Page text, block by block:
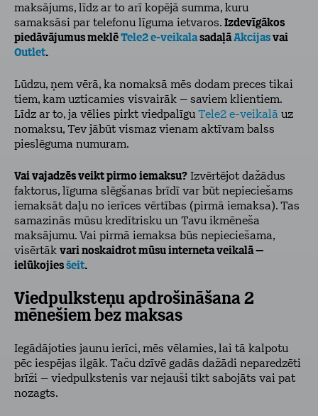
maksājums, līdz ar to arī kopējā summa, kuru
samaksāsi par telefonu līguma ietvaros. Izdevīgākos
piedāvājumus meklēTele2 e-veikalasadaļāAkcijasvai
Outlet.
Lūdzu, ņem vērā, ka nomaksā mēs dodam preces tikai
tiem, kam uzticamies visvairāk – saviem klientiem.
Līdz ar to, ja vēlies pirkt viedpalīgu Tele2 e-veikalā uz
nomaksu, Tev jābūt vismaz vienam aktīvam balss
pieslēguma numuram.
Vai vajadzēs veikt pirmo iemaksu? Izvērtējot dažādus
faktorus, līguma slēgšanas brīdī var būt nepieciešams
iemaksāt daļu no ierīces vērtības (pirmā iemaksa). Tas
samazinās mūsu kredītrisku un Tavu ikmēneša
maksājumu. Vai pirmā iemaksa būs nepieciešama,
visērtāk vari noskaidrot mūsu interneta veikalā –
ielūkojiesšeit.
Viedpulksteņu apdrošināšana 2
mēnešiem bez maksas
Iegādājoties jaunu ierīci, mēs vēlamies, lai tā kalpotu
pēc iespējas ilgāk. Taču dzīvē gadās dažādi neparedzēti
brīži – viedpulkstenis var nejauši tikt sabojāts vai pat
nozagts.